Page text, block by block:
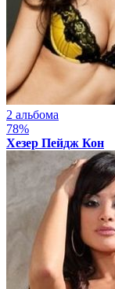
2 альбома
78%
Хезер Пейдж Кон